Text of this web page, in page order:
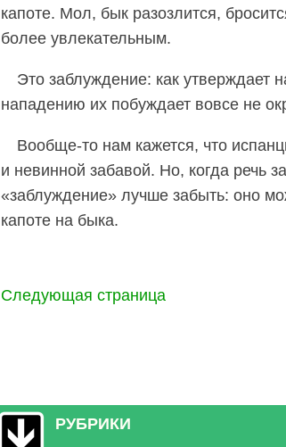
капоте. Мол, бык разозлится,
более увлекательным.
Это заблуждение: как утверждает
нападению их побуждает вовсе не
Вообще-то нам кажется, что
и невинной забавой. Но, когда речь
«заблуждение» лучше забыть: оно
капоте на быка.
Следующая страница
РУБРИКИ